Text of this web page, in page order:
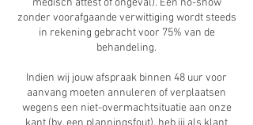
zonder voorafgaande verwittiging wordt steeds
in rekening gebracht voor 75% van de
behandeling.
Indien wij jouw afspraak binnen 48 uur voor
aanvang moeten annuleren of verplaatsen
wegens een niet-overmachtsituatie aan onze